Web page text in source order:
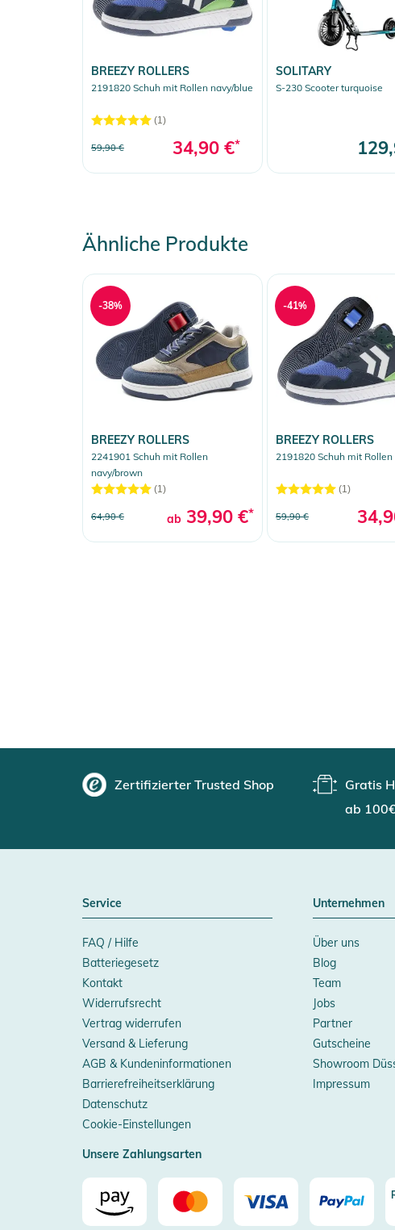
BREEZY ROLLERS
2191820 Schuh mit Rollen navy/blue
(1)
59,90 € 34,90 €*
SOLITARY
S-230 Scooter turquoise
Ähnliche Produkte
BREEZY ROLLERS
2241901 Schuh mit Rollen
navy/brown
(1)
64,90 € ab 39,90 €*
-38%
BREEZY ROLLERS
2191820 Schuh mit Rollen
(1)
59,90 €
-41%
Zertifizierter Trusted Shop
Gratis
ab
Service
FAQ / Hilfe
Batteriegesetz
Kontakt
Widerrufsrecht
Vertrag widerrufen
Versand & Lieferung
AGB & Kundeninformationen
Barrierefreiheitserklärung
Datenschutz
Cookie-Einstellungen
Unternehmen
Über uns
Blog
Team
Jobs
Partner
Gutscheine
Showroom
Impressum
Unsere Zahlungsarten